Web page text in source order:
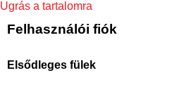
Ugrás a tartalomra
Felhasználói fiók
Elsődleges fülek